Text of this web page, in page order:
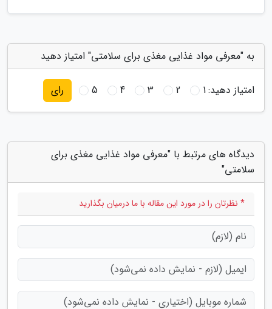
به "معرفی مواد غذایی مغذی برای سلامتی" امتیاز دهید
امتیاز دهید:1
2
3
4
5 رای
دیدگاه های مرتبط با "معرفی مواد غذایی مغذی برای
سلامتی"
* نظرتان را در مورد این مقاله با ما درمیان بگذارید